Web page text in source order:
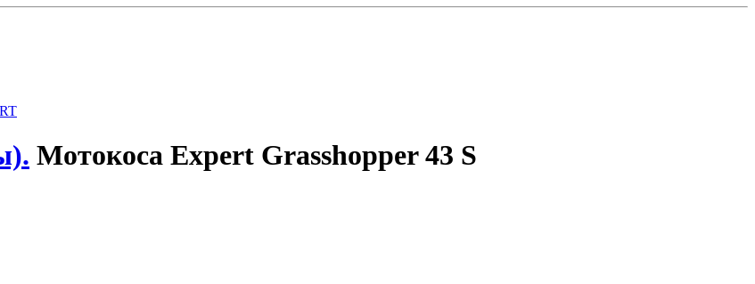
Мотокоса Expert Grasshopper 43 S